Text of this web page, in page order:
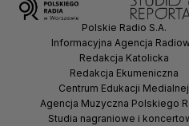
Polskie Radio S.A.
Informacyjna Agencja
Redakcja Katolicka
Redakcja Ekumeniczna
Centrum Edukacji Medialnej
Agencja Muzyczna Polskiego
Studia nagraniowe i